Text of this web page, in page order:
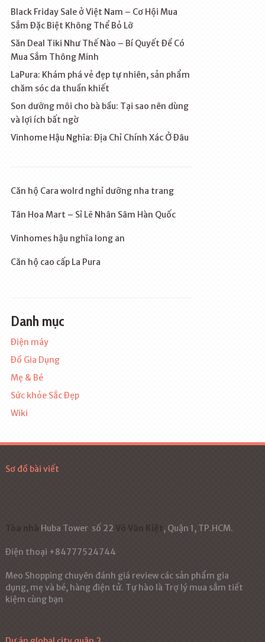
Black Friday Sale ở Việt Nam – Cơ Hội Mua
Sắm Đặc Biệt Không Thể Bỏ Lỡ
Săn Deal Tiki Như Thế Nào – Bí Quyết Để Có
Mua Sắm Thông Minh
LaPura: Khám phá vẻ đẹp tự nhiên, sản phẩm
chăm sóc da thuần khiết
Son dưỡng môi cho bà bầu: Tại sao nên dùng
và lợi ích bất ngờ
Vinhome Hậu Nghĩa: Địa Chỉ Chính Xác Ở Đâu
Căn hộ Cara wolrd nghỉ dưỡng nha trang
Tân Hoa Mart – Sỉ Lẽ Nhân Sâm Hàn Quốc
Vinhomes hậu nghĩa long an
Căn hộ cao cấp La Pura
Danh mục
Điện máy
Đồ Gia Dụng
Mẹ & Bé
Sức khỏe Sắc Đẹp
Wiki
Sơ đồ bài viết
Huba Tower số 22 , Quận 1, TP.HCM.
Điện thoại +84777524744
Meo Shopping chuyên đánh giá review các sản phẩm gia
dụng, mẹ và bé, hàng điện tử. Tự hào là Trợ lý mua sắm tiết
kiệm cùng bạn